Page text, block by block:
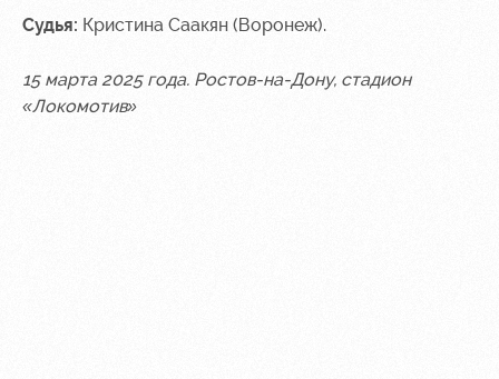
Судья: Кристина Саакян (Воронеж).
15 марта 2025 года. Ростов-на-Дону, стадион
«Локомотив»